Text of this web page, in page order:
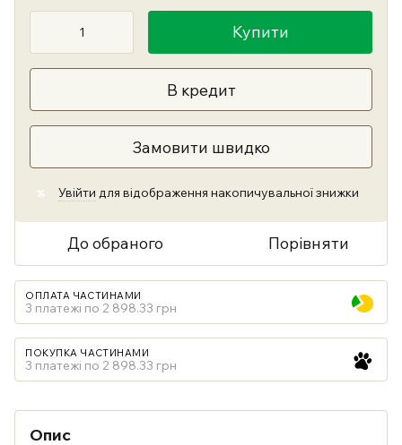
Купити
В кредит
Замовити швидко
% Увійти для відображення накопичувальної знижки
До обраного Порівняти
ОПЛАТА ЧАСТИНАМИ
3 платежі по 2 898.33 грн
ПОКУПКА ЧАСТИНАМИ
3 платежі по 2 898.33 грн
Опис